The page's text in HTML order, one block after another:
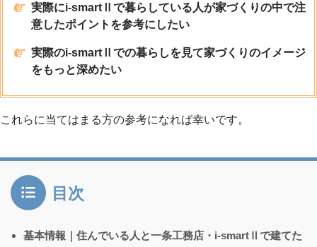
実際にi-smartⅡで暮らしている人が家づくりの中で注
意したポイントを参考にしたい
実際のi-smartⅡでの暮らしを見て家づくりのイメージ
をもっと深めたい
これらに当てはまる方の参考になれば幸いです。
目次
基本情報｜住んでいる人と一条工務店・i-smartⅡで建てた